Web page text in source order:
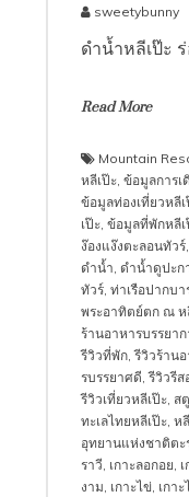
sweetybunny
ดำน้ำหลีเป๊ะ
Read More
Mountain
หลีเป๊ะ, ข้อมูลการเ
ข้อมูลท่องเที่ยวหลีเ
เป๊ะ, ข้อมูลที่พักหลีเ
ง๊องแง๊งตะลอนทัวร์,
ดำน้ำ, ดำน้ำดูปะก
ทัวร์, ท่าเรือปากบา
พระอาทิตย์ตก ณ ห
ร้านอาหารบรรยา
รีวิวที่พัก,รีวิวร้าน
รบรรยาศดี,รีวิวรีส
รีวิวเที่ยวหลีเป๊ะ, ส
ทะเลไทยหลีเป๊ะ, ห
อุทยานแห่งชาติตะ
ราวี, เกาะลอกอย,
งาม, เกาะไข่, เกาะ